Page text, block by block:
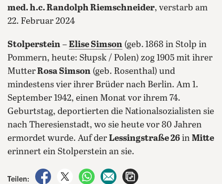
med. h.c. Randolph Riemschneider, verstarb am
22. Februar 2024
Stolperstein – Elise Simson (geb. 1868 in Stolp in
Pommern, heute: Słupsk / Polen) zog 1905 mit ihrer
MutterRosa Simson (geb. Rosenthal) und
mindestens vier ihrer Brüder nach Berlin. Am 1.
September 1942, einen Monat vor ihrem 74.
Geburtstag, deportierten die Nationalsozialisten sie
nach Theresienstadt, wo sie heute vor 80 Jahren
ermordet wurde. Auf der Lessingstraße 26 in Mitte
erinnert ein Stolperstein an sie.
Teilen:
auf Facebook teilen
auf X teilenper WhatsApp teilen
per E-Mail teilen